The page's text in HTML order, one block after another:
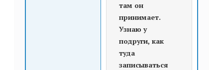
там он
принимает.
Узнаю у
подруги, как
туда
записываться